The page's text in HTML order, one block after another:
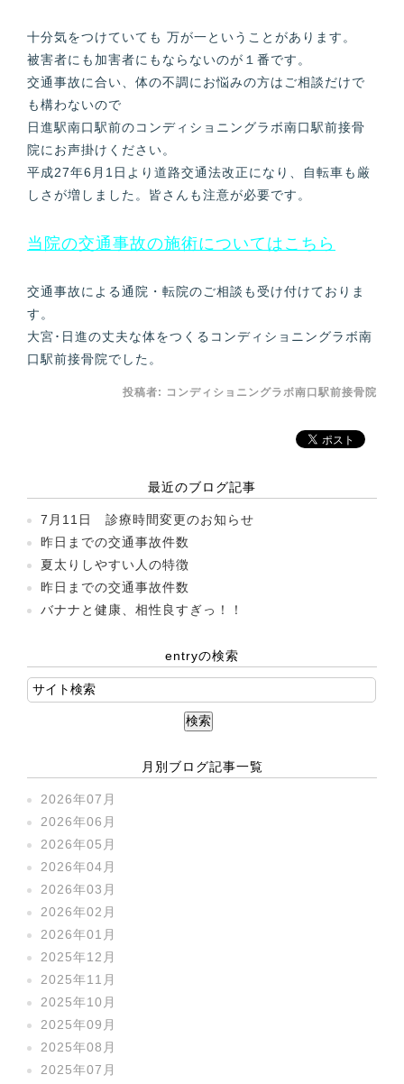
十分気をつけていても 万が一ということがあります。
被害者にも加害者にもならないのが１番です。
交通事故に合い、体の不調にお悩みの方はご相談だけで
も構わないので
日進駅南口駅前のコンディショニングラボ南口駅前接骨
院にお声掛けください。
平成27年6月1日より道路交通法改正になり、自転車も厳
しさが増しました。皆さんも注意が必要です。
当院の交通事故の施術についてはこちら
交通事故による通院・転院のご相談も受け付けておりま
す。
大宮･日進の丈夫な体をつくるコンディショニングラボ南
口駅前接骨院でした。
投稿者: コンディショニングラボ南口駅前接骨院
最近のブログ記事
7月11日 診療時間変更のお知らせ
昨日までの交通事故件数
夏太りしやすい人の特徴
昨日までの交通事故件数
バナナと健康、相性良すぎっ！！
entryの検索
月別ブログ記事一覧
2026年07月
2026年06月
2026年05月
2026年04月
2026年03月
2026年02月
2026年01月
2025年12月
2025年11月
2025年10月
2025年09月
2025年08月
2025年07月